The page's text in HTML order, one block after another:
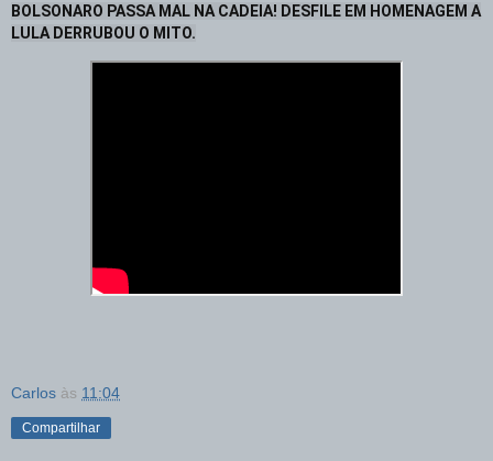
BOLSONARO PASSA MAL NA CADEIA! DESFILE EM HOMENAGEM A
LULA DERRUBOU O MITO.
Carlos às 11:04
Compartilhar